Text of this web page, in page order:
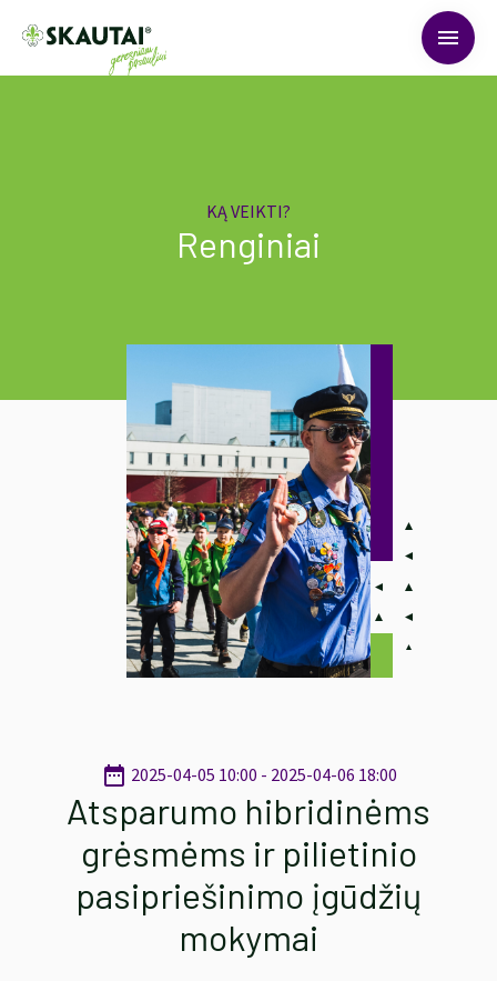
menu
KĄ VEIKTI?
Renginiai
date_range 2025-04-05 10:00 - 2025-04-06 18:00
Atsparumo hibridinėms
grėsmėms ir pilietinio
pasipriešinimo įgūdžių
mokymai